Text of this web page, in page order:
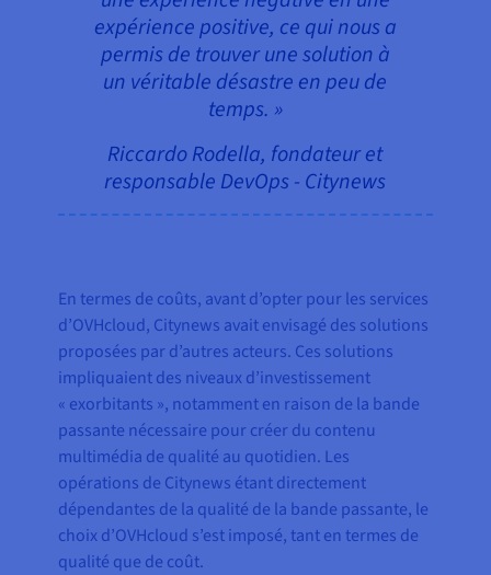
expérience positive, ce qui nous a
permis de trouver une solution à
un véritable désastre en peu de
temps. »
Riccardo Rodella, fondateur et
responsable DevOps - Citynews
En termes de coûts, avant d’opter pour les services
d’OVHcloud, Citynews avait envisagé des solutions
proposées par d’autres acteurs. Ces solutions
impliquaient des niveaux d’investissement
« exorbitants », notamment en raison de la bande
passante nécessaire pour créer du contenu
multimédia de qualité au quotidien. Les
opérations de Citynews étant directement
dépendantes de la qualité de la bande passante, le
choix d’OVHcloud s’est imposé, tant en termes de
qualité que de coût.